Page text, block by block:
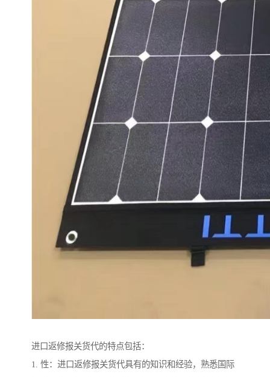
进口返修报关货代的特点包括：
1. 性：进口返修报关货代具有的知识和经验，熟悉国际